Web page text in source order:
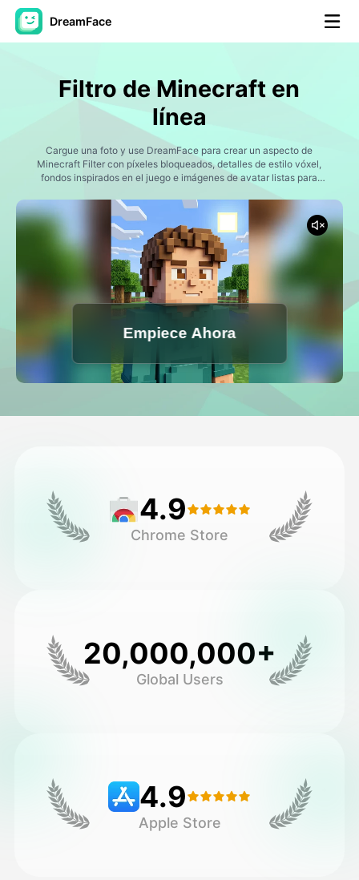
DreamFace
Avatar Video
Video de IA
Foto AI ▼
Otras herramientas ▼
Ver todas las herramientas
Plantillas
Avatar Video
▼
Otras herramientas
Filtro de Minecraft en
línea
Cargue una foto y use DreamFace para crear un aspecto de
Minecraft Filter con píxeles bloqueados, detalles de estilo vóxel,
fondos inspirados en el juego e imágenes de avatar listas para
Empiece Ahora
4.9
Chrome Store
20,000,000+
Global Users
4.9
Apple Store